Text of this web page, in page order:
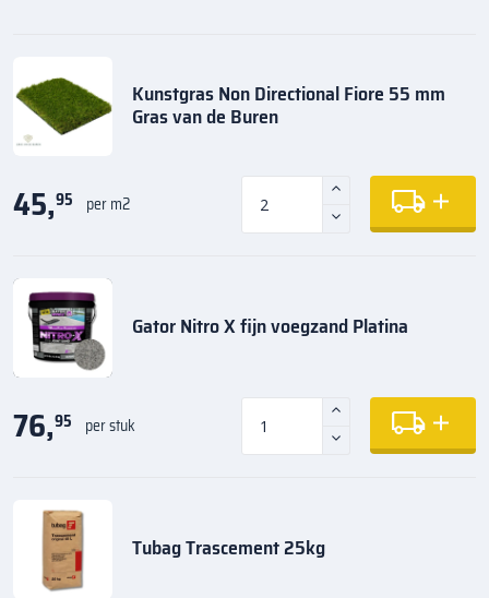
Kunstgras Non Directional Fiore 55 mm
Gras van de Buren
45,95 per m2
Gator Nitro X fijn voegzand Platina
76,95 per stuk
Tubag Trascement 25kg